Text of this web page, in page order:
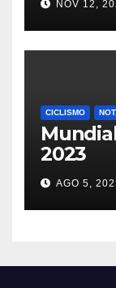
NOV 12,
CICLISMO
2023
AGO 5,